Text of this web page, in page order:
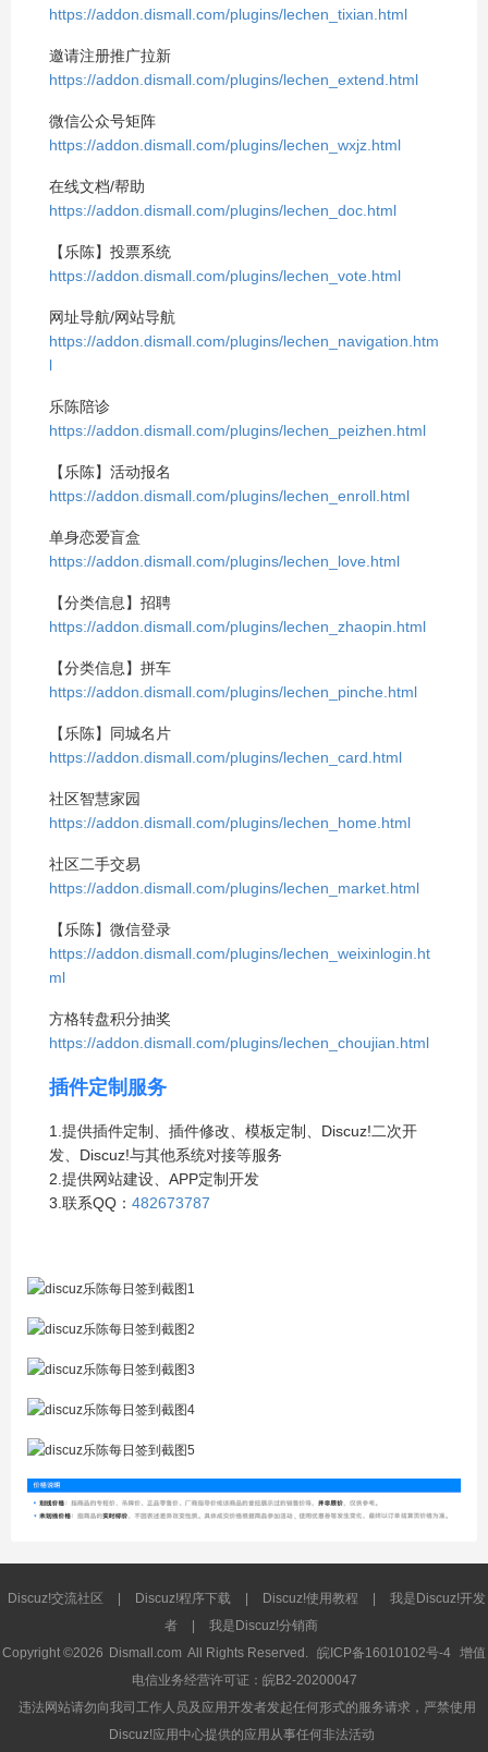
https://addon.dismall.com/plugins/lechen_tixian.html
邀请注册推广拉新
https://addon.dismall.com/plugins/lechen_extend.html
微信公众号矩阵
https://addon.dismall.com/plugins/lechen_wxjz.html
在线文档/帮助
https://addon.dismall.com/plugins/lechen_doc.html
【乐陈】投票系统
https://addon.dismall.com/plugins/lechen_vote.html
网址导航/网站导航
https://addon.dismall.com/plugins/lechen_navigation.htm
l
乐陈陪诊
https://addon.dismall.com/plugins/lechen_peizhen.html
【乐陈】活动报名
https://addon.dismall.com/plugins/lechen_enroll.html
单身恋爱盲盒
https://addon.dismall.com/plugins/lechen_love.html
【分类信息】招聘
https://addon.dismall.com/plugins/lechen_zhaopin.html
【分类信息】拼车
https://addon.dismall.com/plugins/lechen_pinche.html
【乐陈】同城名片
https://addon.dismall.com/plugins/lechen_card.html
社区智慧家园
https://addon.dismall.com/plugins/lechen_home.html
社区二手交易
https://addon.dismall.com/plugins/lechen_market.html
【乐陈】微信登录
https://addon.dismall.com/plugins/lechen_weixinlogin.ht
ml
方格转盘积分抽奖
https://addon.dismall.com/plugins/lechen_choujian.html
插件定制服务
1.提供插件定制、插件修改、模板定制、Discuz!二次开
发、Discuz!与其他系统对接等服务
2.提供网站建设、APP定制开发
3.联系QQ： 482673787
Discuz!交流社区 Discuz!程序下载 Discuz!使用教程
我是Discuz!开发
者
我是Discuz!分销商
Copyright ©2026 Dismall.com All Rights Reserved. 皖ICP备16010102号-4 增值
电信业务经营许可证：皖B2-20200047
违法网站请勿向我司工作人员及应用开发者发起任何形式的服务请求，严禁使用
Discuz!应用中心提供的应用从事任何非法活动